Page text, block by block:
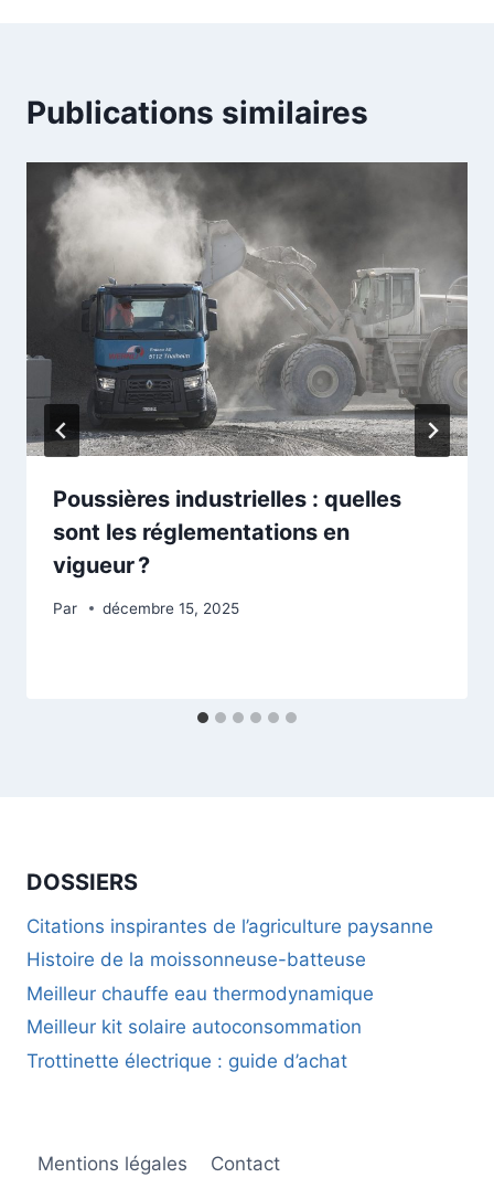
Publications similaires
Poussières industrielles : quelles
sont les réglementations en
vigueur ?
Par décembre 15, 2025
DOSSIERS
Citations inspirantes de l’agriculture paysanne
Histoire de la moissonneuse-batteuse
Meilleur chauffe eau thermodynamique
Meilleur kit solaire autoconsommation
Trottinette électrique : guide d’achat
Mentions légales Contact